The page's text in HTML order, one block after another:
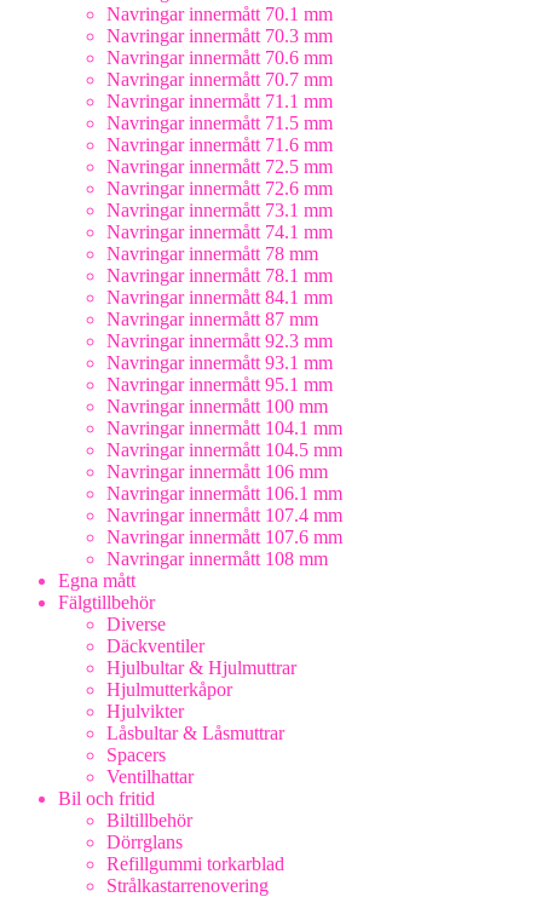
Navringar innermått 70.1 mm
Navringar innermått 70.3 mm
Navringar innermått 70.6 mm
Navringar innermått 70.7 mm
Navringar innermått 71.1 mm
Navringar innermått 71.5 mm
Navringar innermått 71.6 mm
Navringar innermått 72.5 mm
Navringar innermått 72.6 mm
Navringar innermått 73.1 mm
Navringar innermått 74.1 mm
Navringar innermått 78 mm
Navringar innermått 78.1 mm
Navringar innermått 84.1 mm
Navringar innermått 87 mm
Navringar innermått 92.3 mm
Navringar innermått 93.1 mm
Navringar innermått 95.1 mm
Navringar innermått 100 mm
Navringar innermått 104.1 mm
Navringar innermått 104.5 mm
Navringar innermått 106 mm
Navringar innermått 106.1 mm
Navringar innermått 107.4 mm
Navringar innermått 107.6 mm
Navringar innermått 108 mm
Egna mått
Fälgtillbehör
Diverse
Däckventiler
Hjulbultar & Hjulmuttrar
Hjulmutterkåpor
Hjulvikter
Låsbultar & Låsmuttrar
Spacers
Ventilhattar
Bil och fritid
Biltillbehör
Dörrglans
Refillgummi torkarblad
Strålkastarrenovering